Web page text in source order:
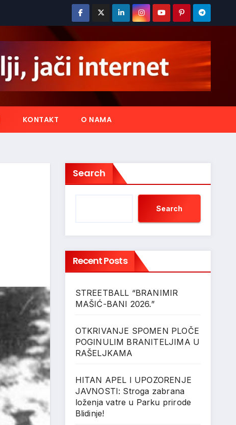
KONTAKT O NAMA
Search
Search
Recent Posts
STREETBALL “BRANIMIR
MAŠIĆ-BANI 2026.”
OTKRIVANJE SPOMEN PLOČE
POGINULIM BRANITELJIMA U
RAŠELJKAMA
HITAN APEL I UPOZORENJE
JAVNOSTI: Stroga zabrana
loženja vatre u Parku prirode
Blidinje!